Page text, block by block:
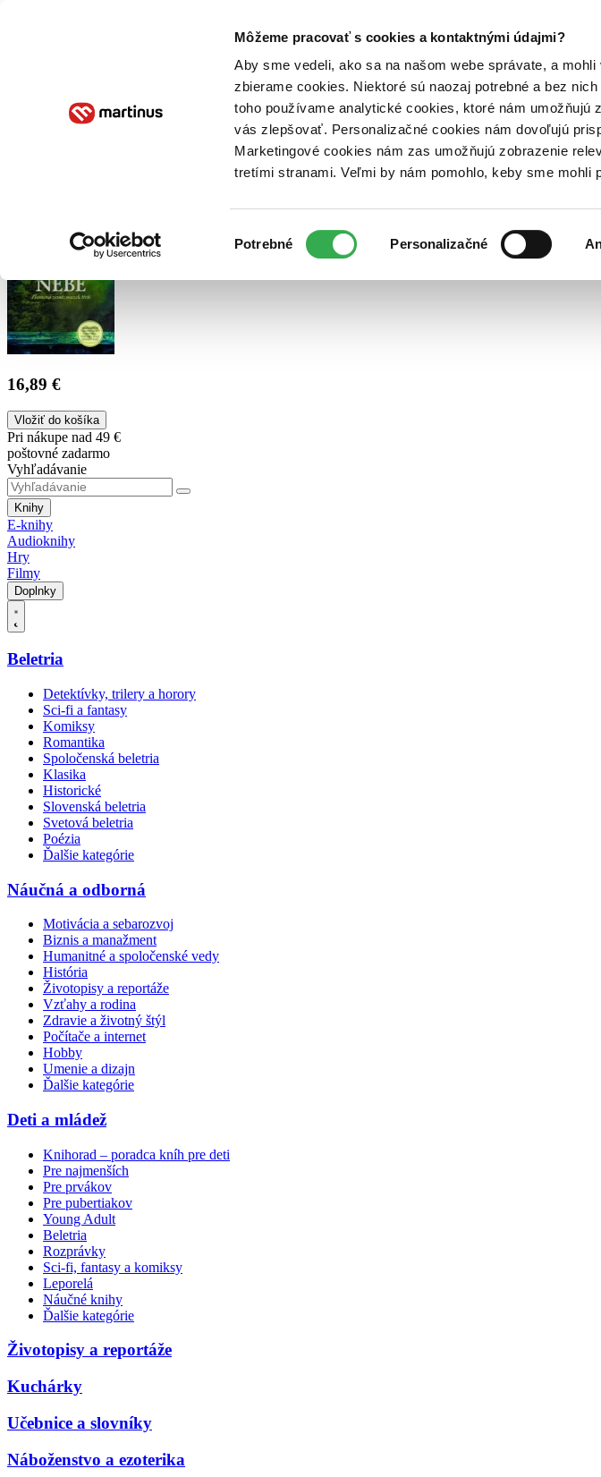
Môžeme pracovať s cookies a kontaktnými údajmi?
Aby sme vedeli, ako sa na našom webe správate, a
zbierame cookies. Niektoré sú naozaj potrebné a bez
toho používame analytické cookies, ktoré nám umožňujú
vás zlepšovať. Personalizačné cookies nám dovoľujú
Marketingové cookies nám zas umožňujú zobrazenie
tretími stranami. Veľmi by nám pomohlo, keby sme
súhlasu
Potrebné Personalizačné
Poukážky Kontakt
16,89 €
Vložiť do košíka
Pri nákupe nad 49 €
poštovné zadarmo
Vyhľadávanie
Knihy
E-knihy
Audioknihy
Hry
Filmy
Doplnky
Beletria
Detektívky, trilery a horory
Sci-fi a fantasy
Komiksy
Romantika
Spoločenská beletria
Klasika
Historické
Slovenská beletria
Svetová beletria
Poézia
Ďalšie kategórie
Náučná a odborná
Motivácia a sebarozvoj
Biznis a manažment
Humanitné a spoločenské vedy
História
Životopisy a reportáže
Vzťahy a rodina
Zdravie a životný štýl
Počítače a internet
Hobby
Umenie a dizajn
Ďalšie kategórie
Deti a mládež
Knihorad – poradca kníh pre deti
Pre najmenších
Pre prvákov
Pre pubertiakov
Young Adult
Beletria
Rozprávky
Sci-fi, fantasy a komiksy
Leporelá
Náučné knihy
Ďalšie kategórie
Životopisy a reportáže
Kuchárky
Učebnice a slovníky
Náboženstvo a ezoterika